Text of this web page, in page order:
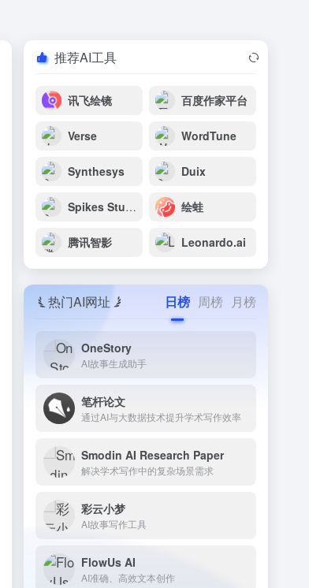
推荐AI工具
讯飞绘镜 百度作家平台
Verse WordTune
Synthesys Duix
Spikes Studio 绘蛙
腾讯智影 Leonardo.ai
热门AI网址 日榜 周榜 月榜
OneStory
AI故事生成助手
笔杆论文
通过AI与大数据技术提升学术写作效率
Smodin AI Research Paper
解决学术写作中的复杂场景需求
彩云小梦
AI故事写作工具
FlowUs AI
AI准确、高效文本创作